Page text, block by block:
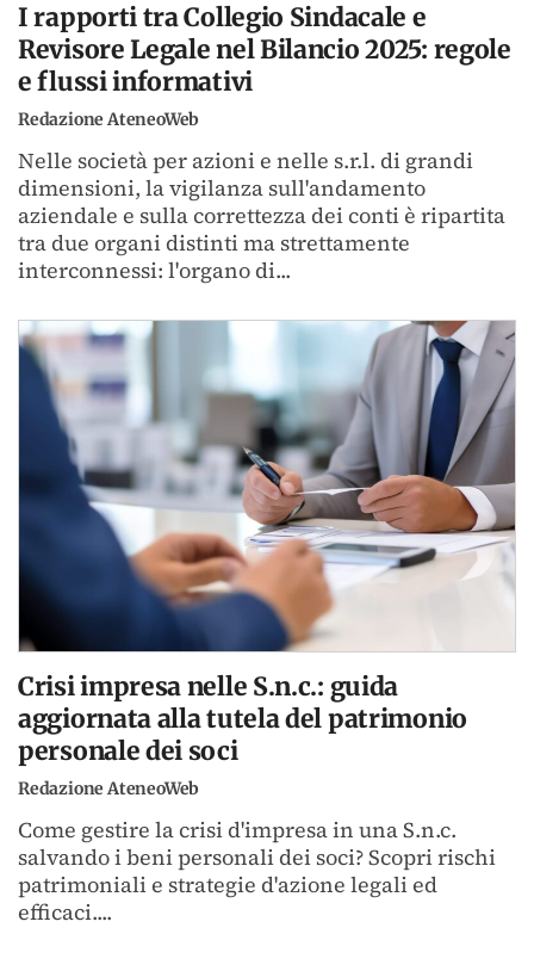
I rapporti tra Collegio Sindacale e
Revisore Legale nel Bilancio 2025: regole
e flussi informativi
Redazione AteneoWeb
Nelle società per azioni e nelle s.r.l. di grandi
dimensioni, la vigilanza sull'andamento
aziendale e sulla correttezza dei conti è ripartita
tra due organi distinti ma strettamente
interconnessi: l'organo di...
Crisi impresa nelle S.n.c.: guida
aggiornata alla tutela del patrimonio
personale dei soci
Redazione AteneoWeb
Come gestire la crisi d'impresa in una S.n.c.
salvando i beni personali dei soci? Scopri rischi
patrimoniali e strategie d'azione legali ed
efficaci....